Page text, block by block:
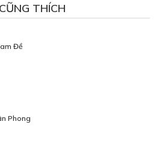
THÍCH
Đề
Phong